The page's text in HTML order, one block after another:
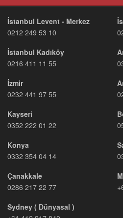
İstanbul Levent - Merkez
0212 249 53 10
İstanbul Kadıköy
0216 411 11 55
İzmir
0232 441 97 55
Kayseri
0352 222 01 22
Konya
0332 354 04 14
Çanakkale
0286 217 22 77
Sydney ( Dünyasal )